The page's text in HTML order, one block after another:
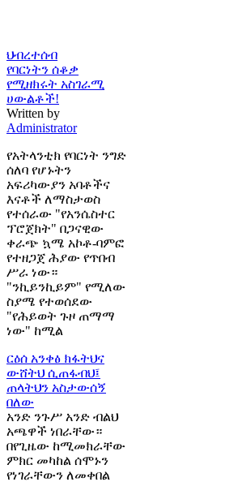
ህብረተሰብ
የባርነትን ሰቆቃ
የሚዘክሩት አስገራሚ
ሀውልቶች!
Written by
Administrator
የአትላንቲክ የባርነት ንግድ
ሰለባ የሆኑትን
አፍሪካውያን አባቶችና
እናቶች ለማስታወስ
የተሰራው "የአንሴስተር
ፕሮጀክት" በጋናዊው
ቀራጭ ኳሜ አኮቶ-ባምፎ
የተዘጋጀ ሕያው የጥበብ
ሥራ ነው።
"ንኪይንኪይም" የሚለው
ስያሜ የተወሰደው
"የሕይወት ጉዞ ጠማማ
ነው" ከሚል
ርዕሰ አንቀፅ ክፋትህና
ውሸትህ ሲጠፋብህ፤
ጠላትህን አስታውሰኝ
በለው
አንድ ንጉሥ አንድ ብልህ
አጫዋች ነበራቸው።
በየጊዜው ከሚመክራቸው
ምክር መካከል ሰሞኑን
የነገራቸውን ለመቀበል